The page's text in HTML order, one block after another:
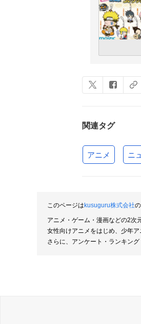
関連タグ
アニメ ニ
このページはkusuguru株式会社
アニメ・ゲーム・漫画などの2次
女性向けアニメをはじめ、少年
さらに、アンケート・ランキン